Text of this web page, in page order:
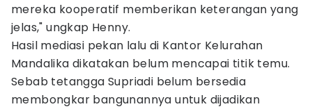
mereka kooperatif memberikan keterangan yang
jelas," ungkap Henny.
Hasil mediasi pekan lalu di Kantor Kelurahan
Mandalika dikatakan belum mencapai titik temu.
Sebab tetangga Supriadi belum bersedia
membongkar bangunannya untuk dijadikan